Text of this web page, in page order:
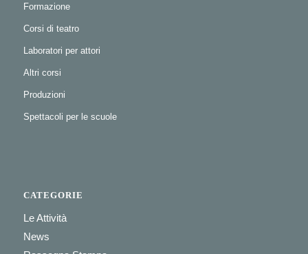
Formazione
Corsi di teatro
Laboratori per attori
Altri corsi
Produzioni
Spettacoli per le scuole
CATEGORIE
Le Attività
News